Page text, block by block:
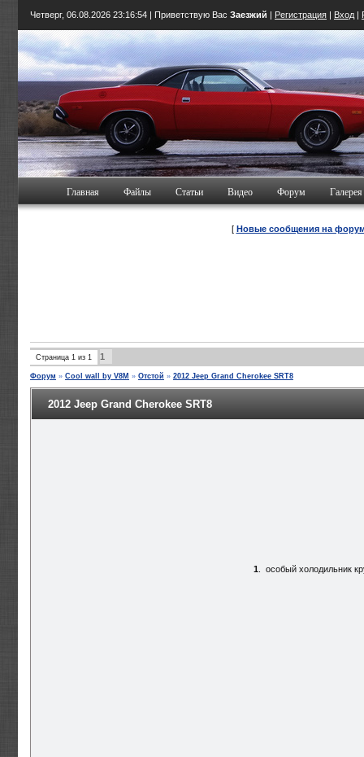
Четверг, 06.08.2026 23:16:55 | Приветствую Вас Заезжий | Регистрация | Вход |
Главная Файлы Статьи Видео Форум Галерея
[ Новые сообщения на
Страница 1 из 1 1
Форум » Cool wall by V8M » Отстой » 2012 Jeep Grand Cherokee SRT8
2012 Jeep Grand Cherokee SRT8
1 особый холодильник